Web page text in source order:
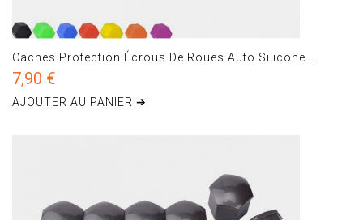
Caches Protection Écrous De Roues Auto Silicone...
7,90 €
AJOUTER AU PANIER ➔